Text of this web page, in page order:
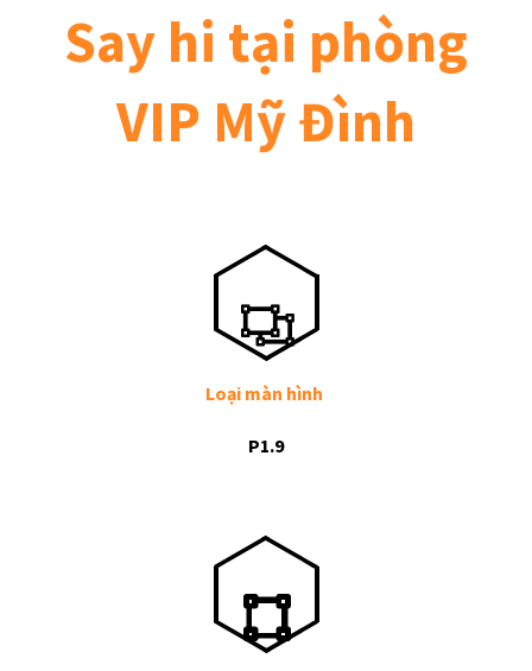
Say hi tại phòng
VIP Mỹ Đình
Loại màn hình
P1.9